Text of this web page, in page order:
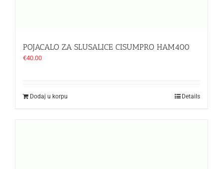
POJACALO ZA SLUSALICE CISUMPRO HAM400
€40.00
Dodaj u korpu Details